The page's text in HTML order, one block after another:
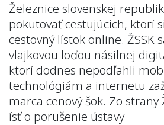
Železnice slovenskej
pokutovať cestujúcich, ktorí
cestovný lístok online. ŽSSK
vlajkovou loďou násilnej
ktorí dodnes nepodľahli
technológiám a internetu
marca cenový šok. Zo strany
ísť o porušenie ústavy